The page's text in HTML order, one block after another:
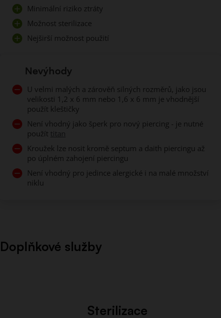
Minimální riziko ztráty
Možnost sterilizace
Nejširší možnost použití
Nevýhody
U velmi malých a zárověň silných rozměrů, jako jsou
velikosti 1,2 x 6 mm nebo 1,6 x 6 mm je vhodnější
použít kleštičky
Není vhodný jako šperk pro nový piercing - je nutné
použít titan
Kroužek lze nosit kromě septum a daith piercingu až
po úplném zahojení piercingu
Není vhodný pro jedince alergické i na malé množství
niklu
Doplňkové služby
Sterilizace